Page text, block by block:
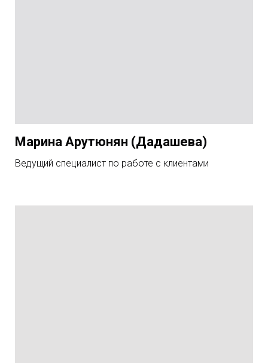
Марина Арутюнян (Дадашева)
Ведущий специалист по работе с клиентами